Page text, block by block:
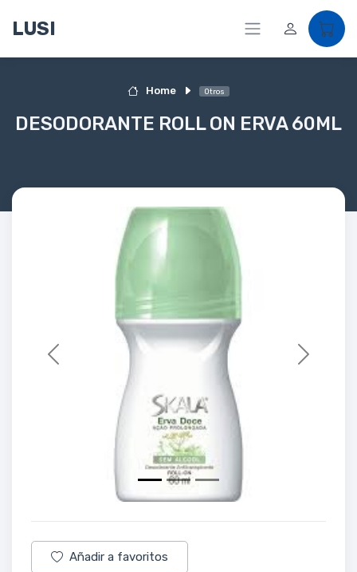
LUSI
Home Otros
DESODORANTE ROLL ON ERVA 60ML
Previous Next
Añadir a favoritos